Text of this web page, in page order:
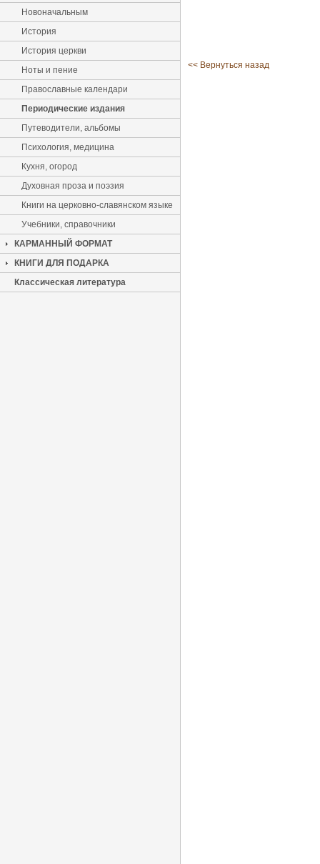
Новоначальным
История
История церкви
Ноты и пение
Православные календари
Периодические издания
Путеводители, альбомы
Психология, медицина
Кухня, огород
Духовная проза и поэзия
Книги на церковно-славянском языке
Учебники, справочники
КАРМАННЫЙ ФОРМАТ
КНИГИ ДЛЯ ПОДАРКА
Классическая литература
<< Вернуться назад